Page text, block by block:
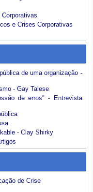
e Crises Corporativas
de uma organização -
- Gay Talese
de erros" - Entrevista
- Clay Shirky
de Crise